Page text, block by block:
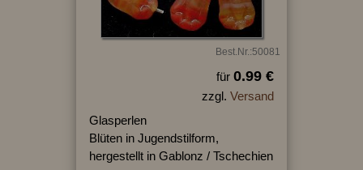
Best.Nr.:50081
für 0.99 €
zzgl. Versand
Glasperlen
Blüten in Jugendstilform,
hergestellt in Gablonz / Tschechien